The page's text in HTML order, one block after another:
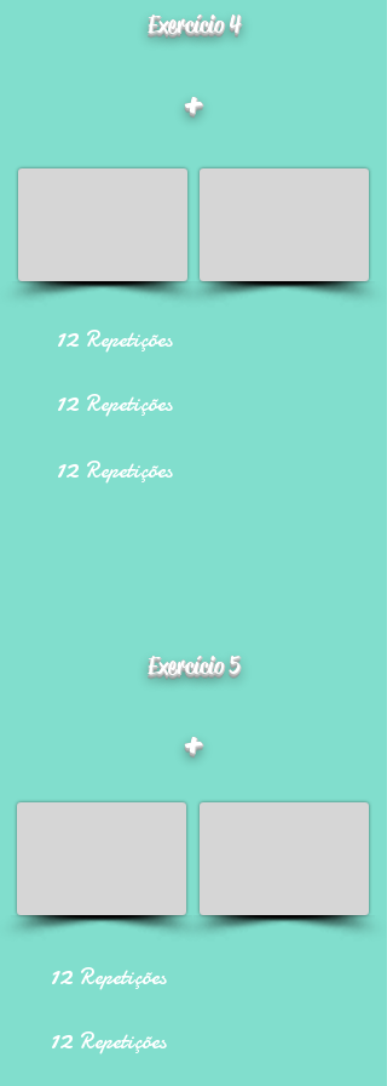
Exercício 4
+
12 Repetições
12 Repetições
12 Repetições
Exercício 5
+
12 Repetições
12 Repetições